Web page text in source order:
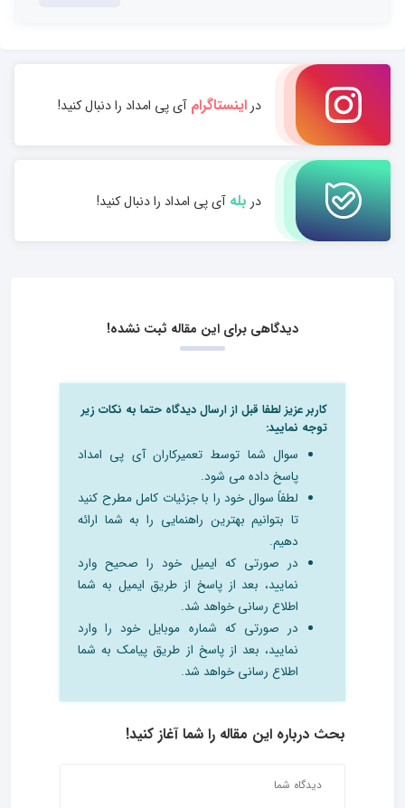
دراینستاگرامآی پی امداد را دنبال کنید!
در بلهآی پی امداد را دنبال کنید!
دیدگاهی برای این مقاله ثبت نشده!
کاربر عزیز لطفا قبل از ارسال دیدگاه حتما به نکات زیر
توجه نمایید:
سوال شما توسط تعمیرکاران آی پی امداد
پاسخ داده می شود.
لطفاً سوال خود را با جزئیات کامل مطرح کنید
تا بتوانیم بهترین راهنمایی را به شما ارائه
دهیم.
در صورتی که ایمیل خود را صحیح وارد
نمایید، بعد از پاسخ از طریق ایمیل به شما
اطلاع رسانی خواهد شد.
در صورتی که شماره موبایل خود را وارد
نمایید، بعد از پاسخ از طریق پیامک به شما
اطلاع رسانی خواهد شد.
بحث درباره این مقاله را شما آغاز کنید!